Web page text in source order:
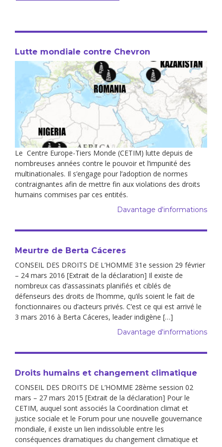
Lutte mondiale contre Chevron
Le Centre Europe-Tiers Monde (CETIM) lutte depuis de
nombreuses années contre le pouvoir et l’impunité des
multinationales. Il s’engage pour l’adoption de normes
contraignantes afin de mettre fin aux violations des droits
humains commises par ces entités.
Davantage d'informations
Meurtre de Berta Cáceres
CONSEIL DES DROITS DE L’HOMME 31e session 29 février
– 24 mars 2016 [Extrait de la déclaration] Il existe de
nombreux cas d’assassinats planifiés et ciblés de
défenseurs des droits de l’homme, qu’ils soient le fait de
fonctionnaires ou d’acteurs privés. C’est ce qui est arrivé le
3 mars 2016 à Berta Cáceres, leader indigène […]
Davantage d'informations
Droits humains et changement climatique
CONSEIL DES DROITS DE L’HOMME 28ème session 02
mars – 27 mars 2015 [Extrait de la déclaration] Pour le
CETIM, auquel sont associés la Coordination climat et
justice sociale et le Forum pour une nouvelle gouvernance
mondiale, il existe un lien indissoluble entre les
conséquences dramatiques du changement climatique et